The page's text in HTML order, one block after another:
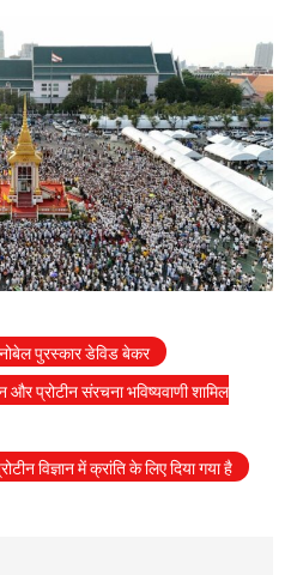
पुरस्कार डेविड बेकर
प्रोटीन संरचना भविष्यवाणी शामिल
विज्ञान में क्रांति के लिए दिया गया है